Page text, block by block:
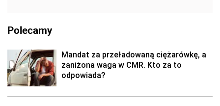
Polecamy
Mandat za przeładowaną ciężarówkę, a
zaniżona waga w CMR. Kto za to
odpowiada?